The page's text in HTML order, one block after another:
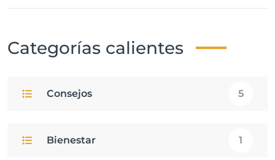
Categorías calientes
Consejos 5
Bienestar 1